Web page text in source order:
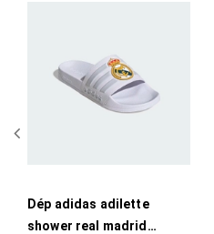
Dép adidas adilette
shower real madrid